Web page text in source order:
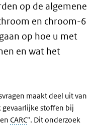
op de algemene
en chroom-6
op hoe u met
en wat het
maakt deel uit van
gevaarlijke stoffen bij
CARC". Dit onderzoek